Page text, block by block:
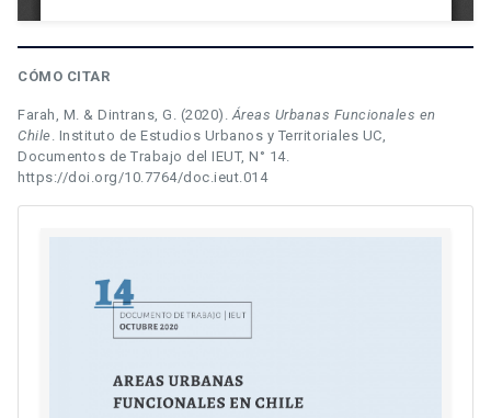
CÓMO CITAR
Farah, M. & Dintrans, G. (2020).Áreas Urbanas Funcionales en
Chile. Instituto de Estudios Urbanos y Territoriales UC,
Documentos de Trabajo del IEUT, N° 14.
https://doi.org/10.7764/doc.ieut.014